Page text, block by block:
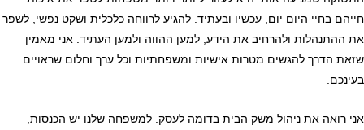
חייהם בחיי היום יום, עכשיו ובעתיד. להגיע לרווחה כלכלית ושקט נפשי, לשפר
את ההתנהלות ולהרחיב את הידע, למען ההווה ולמען העתיד. אני מאמין
שזאת הדרך להגשים מטרות אישיות ומשפחתיות וכל ערך וחלום שראויים
בעינכם.
אני רואה את ניהול משק הבית בדומה לעסק. למשפחה שלנו יש הכנסות,